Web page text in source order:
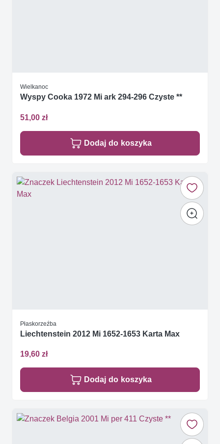
Wielkanoc
Wyspy Cooka 1972 Mi ark 294-296 Czyste **
51,00 zł
Dodaj do koszyka
Płaskorzeźba
Liechtenstein 2012 Mi 1652-1653 Karta Max
19,60 zł
Dodaj do koszyka